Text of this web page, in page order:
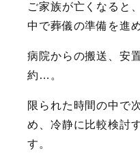
ご家族が亡くなると
中で葬儀の準備を進
病院からの搬送、安
約…。
限られた時間の中で
め、冷静に比較検討
す。